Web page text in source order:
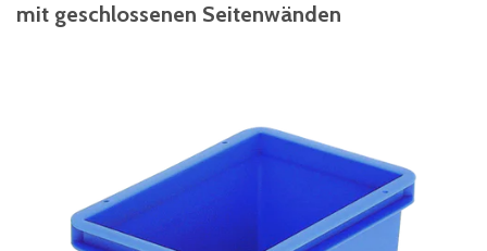
mit geschlossenen Seitenwänden